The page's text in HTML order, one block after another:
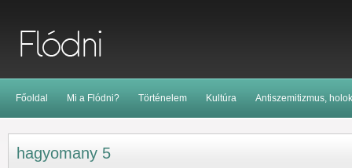
Főoldal Mi a Flódni? Történelem Kultúra Antiszemitizmus,
hagyomany 5